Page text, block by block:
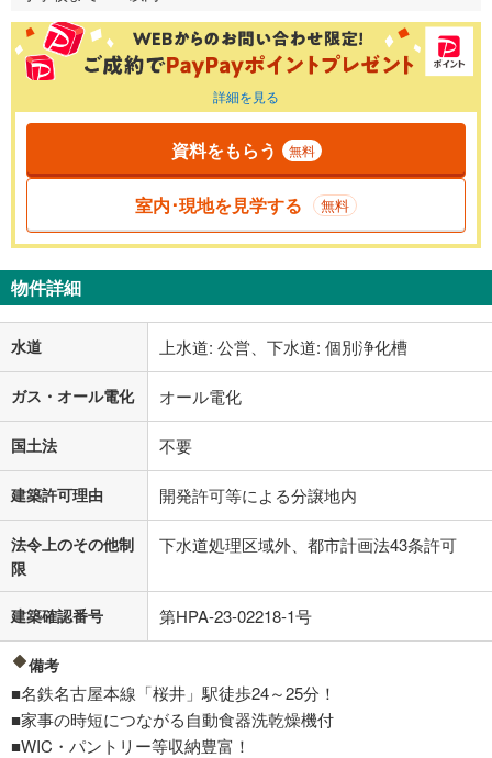
詳細を見る
資料をもらう 無料
室内･現地を見学する 無料
物件詳細
水道 上水道: 公営、下水道: 個別浄化槽
ガス・オール電化 オール電化
国土法 不要
建築許可理由 開発許可等による分譲地内
法令上のその他制
限
下水道処理区域外、都市計画法43条許可
建築確認番号 第HPA-23-02218-1号
備考
■名鉄名古屋本線「桜井」駅徒歩24～25分！
■家事の時短につながる自動食器洗乾燥機付
■WIC・パントリー等収納豊富！